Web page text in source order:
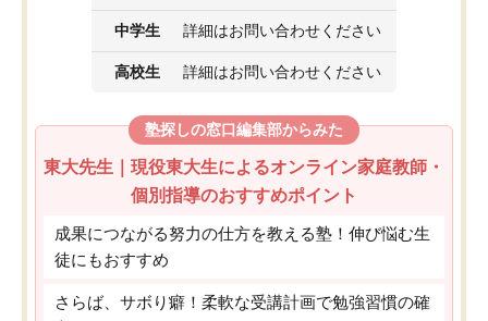
中学生 詳細はお問い合わせください
高校生 詳細はお問い合わせください
塾探しの窓口編集部からみた
東大先生｜現役東大生によるオンライン家庭教師・
個別指導のおすすめポイント
成果につながる努力の仕方を教える塾！伸び悩む生
徒にもおすすめ
さらば、サボり癖！柔軟な受講計画で勉強習慣の確